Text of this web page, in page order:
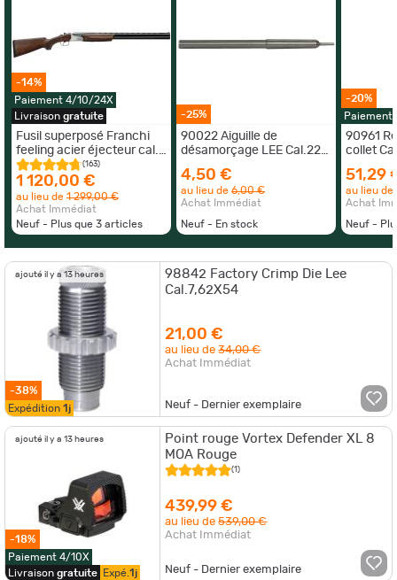
ajouté il y a 13 heures
-38%
Expédition 1j
98842 Factory Crimp Die Lee
Cal.7,62X54
21,00 €
au lieu de34,00 €
Achat Immédiat
Neuf - Dernier exemplaire
ajouté il y a 13 heures
-18%
Paiement 4/10X
Livraison gratuite Expé. 1j
Point rouge Vortex Defender XL 8
MOA Rouge
(1)
439,99 €
au lieu de539,00 €
Achat Immédiat
Neuf - Dernier exemplaire
-14%
Paiement 4/10/24X
Livraison gratuite
Fusil superposé Franchi
feeling acier éjecteur cal.
12/76 canon 71cm
(163)
1 120,00 €
au lieu de 1 299,00 €
Achat Immédiat
Neuf - Plus que 3 articles
-25%
90022 Aiguille de
désamorçage LEE Cal.223
4,50 €
au lieu de 6,00 €
Achat Immédiat
Neuf - En stock
-20%
Paiement
90961
collet
51,29
au lieu de
Achat
Neuf -